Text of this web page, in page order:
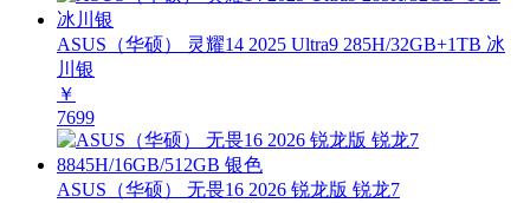
ASUS（华硕） 灵耀14 2025 Ultra9 285H/32GB+1TB 冰
川银
￥
7699
ASUS（华硕） 无畏16 2026 锐龙版 锐龙7